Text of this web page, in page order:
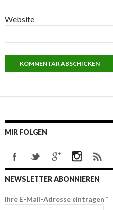
Website
MIR FOLGEN
NEWSLETTER ABONNIEREN
Ihre E-Mail-Adresse eintragen *